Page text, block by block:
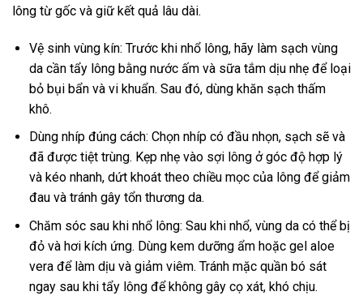
lông từ gốc và giữ kết quả lâu dài.
Vệ sinh vùng kín: Trước khi nhổ lông, hãy làm sạch vùng
da cần tẩy lông bằng nước ấm và sữa tắm dịu nhẹ để loại
bỏ bụi bẩn và vi khuẩn. Sau đó, dùng khăn sạch thấm
khô.
Dùng nhíp đúng cách: Chọn nhíp có đầu nhọn, sạch sẽ và
đã được tiệt trùng. Kẹp nhẹ vào sợi lông ở góc độ hợp lý
và kéo nhanh, dứt khoát theo chiều mọc của lông để giảm
đau và tránh gây tổn thương da.
Chăm sóc sau khi nhổ lông: Sau khi nhổ, vùng da có thể bị
đỏ và hơi kích ứng. Dùng kem dưỡng ẩm hoặc gel aloe
vera để làm dịu và giảm viêm. Tránh mặc quần bó sát
ngay sau khi tẩy lông để không gây cọ xát, khó chịu.